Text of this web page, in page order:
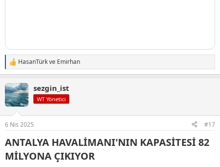
T
e
k
i
l
HasanTürkve Emirhan
sezgin_ist
WT Yönetici
6 Nis 2025 #17
ANTALYA HAVALİMANI'NIN KAPASİTESİ 82
MİLYONA ÇIKIYOR​